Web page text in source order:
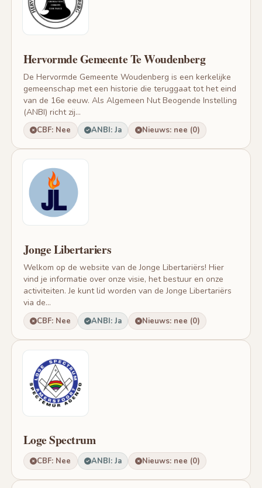
Hervormde Gemeente Te Woudenberg
De Hervormde Gemeente Woudenberg is een kerkelijke
gemeenschap met een historie die teruggaat tot het eind
van de 16e eeuw. Als Algemeen Nut Beogende Instelling
(ANBI) richt zij...
CBF: Nee ANBI: Ja Nieuws: nee (0)
Jonge Libertariers
Welkom op de website van de Jonge Libertariërs! Hier
vind je informatie over onze visie, het bestuur en onze
activiteiten. Je kunt lid worden van de Jonge Libertariërs
via de...
CBF: Nee ANBI: Ja Nieuws: nee (0)
Loge Spectrum
CBF: Nee ANBI: Ja Nieuws: nee (0)